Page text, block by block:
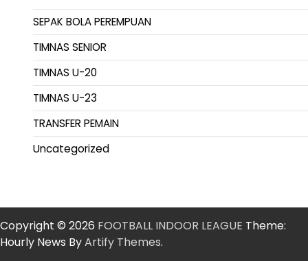
SEPAK BOLA PEREMPUAN
TIMNAS SENIOR
TIMNAS U-20
TIMNAS U-23
TRANSFER PEMAIN
Uncategorized
Copyright © 2026 FOOTBALL INDOOR LEAGUE Theme:
Hourly News ByArtify Themes.